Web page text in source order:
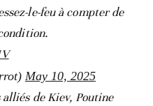
le-feu à compter de
May 10, 2025
de Kiev, Poutine